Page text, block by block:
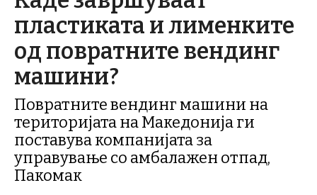
пластиката и лименките
од повратните вендинг
машини?
Повратните вендинг машини на
територијата на Македонија ги
поставува компанијата за
управување со амбалажен отпад,
Пакомак